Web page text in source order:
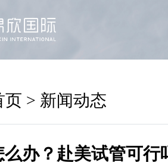
页 > 新闻动态
办？赴美试管可行